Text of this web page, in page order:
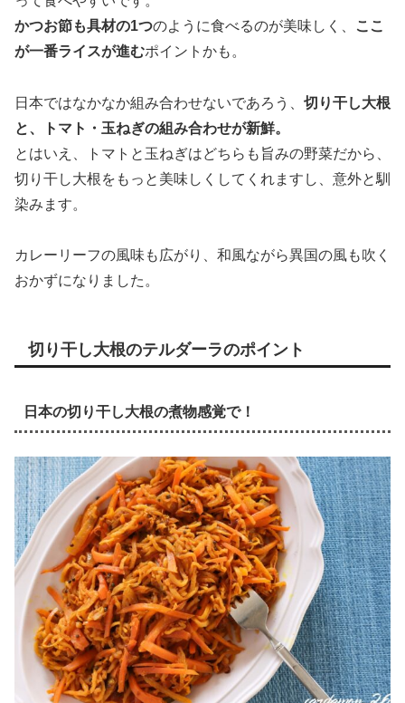
かつお節も具材の1つのように食べるのが美味しく、
ここ
が一番ライスが進むポイントかも。
日本ではなかなか組み合わせないであろう、 切り干し大根
と、トマト・玉ねぎの組み合わせが新鮮。
とはいえ、トマトと玉ねぎはどちらも旨みの野菜だから、
切り干し大根をもっと美味しくしてくれますし、意外と馴
染みます。
カレーリーフの風味も広がり、和風ながら異国の風も吹く
おかずになりました。
切り干し大根のテルダーラのポイント
日本の切り干し大根の煮物感覚で！